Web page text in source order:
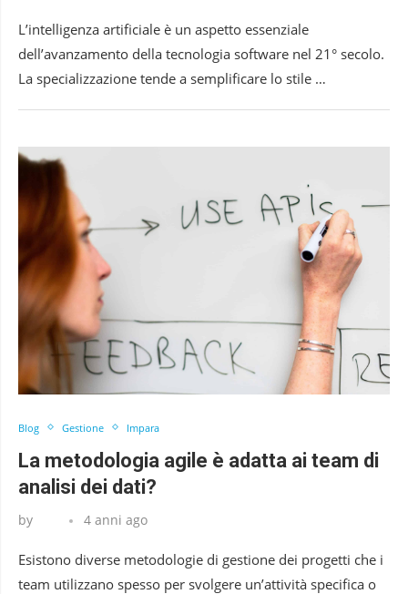
L’intelligenza artificiale è un aspetto essenziale
dell’avanzamento della tecnologia software nel 21° secolo.
La specializzazione tende a semplificare lo stile …
Blog Gestione Impara
La metodologia agile è adatta ai team di
analisi dei dati?
by 4 anni ago
Esistono diverse metodologie di gestione dei progetti che i
team utilizzano spesso per svolgere un’attività specifica o